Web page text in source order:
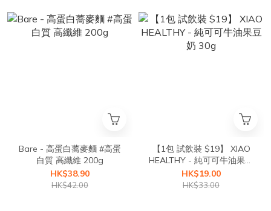
Bare - 高蛋白蕎麥麵 #高蛋
白質 高纖維 200g
HK$38.90
HK$42.00
【1包 試飲裝 $19】 XIAO
HEALTHY - 純可可牛油果豆
奶 30g
HK$19.00
HK$33.00